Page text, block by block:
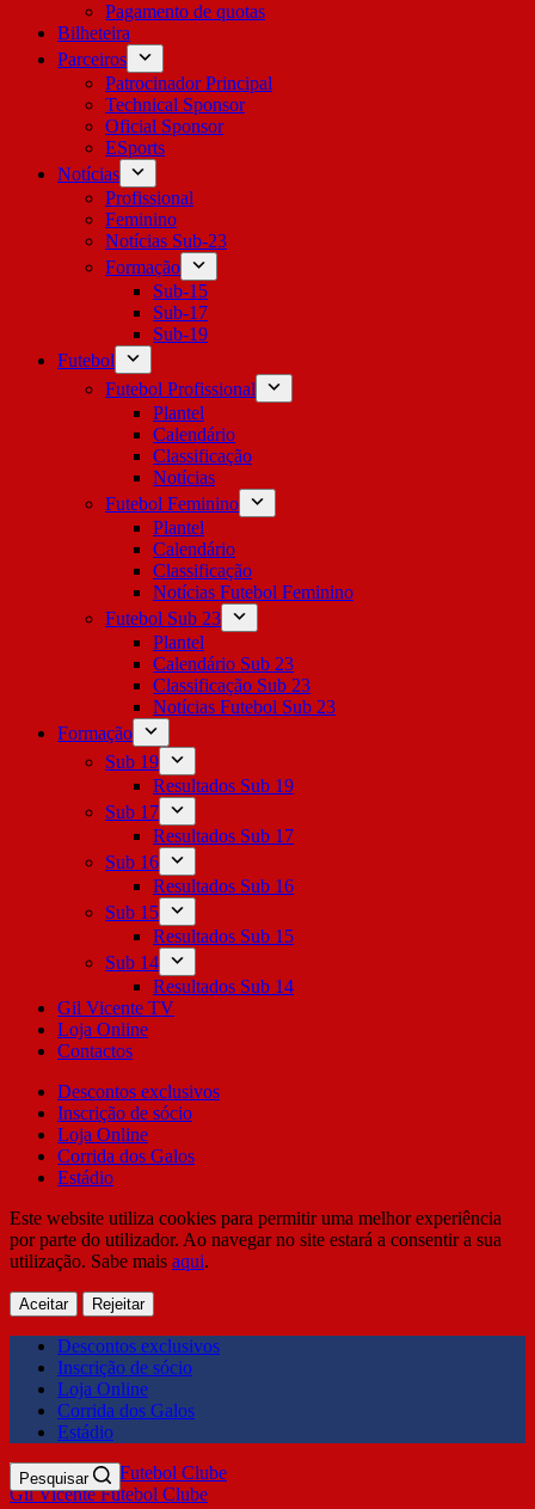
Pagamento de quotas
Bilheteira
Parceiros
Patrocinador Principal
Technical Sponsor
Oficial Sponsor
ESports
Notícias
Profissional
Feminino
Notícias Sub-23
Formação
Sub-15
Sub-17
Sub-19
Futebol
Futebol Profissional
Plantel
Calendário
Classificação
Notícias
Futebol Feminino
Plantel
Calendário
Classificação
Notícias Futebol Feminino
Futebol Sub 23
Plantel
Calendário Sub 23
Classificação Sub 23
Notícias Futebol Sub 23
Formação
Sub 19
Resultados Sub 19
Sub 17
Resultados Sub 17
Sub 16
Resultados Sub 16
Sub 15
Resultados Sub 15
Sub 14
Resultados Sub 14
Gil Vicente TV
Loja Online
Contactos
Descontos exclusivos
Inscrição de sócio
Loja Online
Corrida dos Galos
Estádio
Este website utiliza cookies para permitir uma melhor experiência
por parte do utilizador. Ao navegar no site estará a consentir a sua
utilização. Sabe mais aqui.
Aceitar Rejeitar
Descontos exclusivos
Inscrição de sócio
Loja Online
Corrida dos Galos
Estádio
Gil Vicente Futebol Clube
Pesquisar